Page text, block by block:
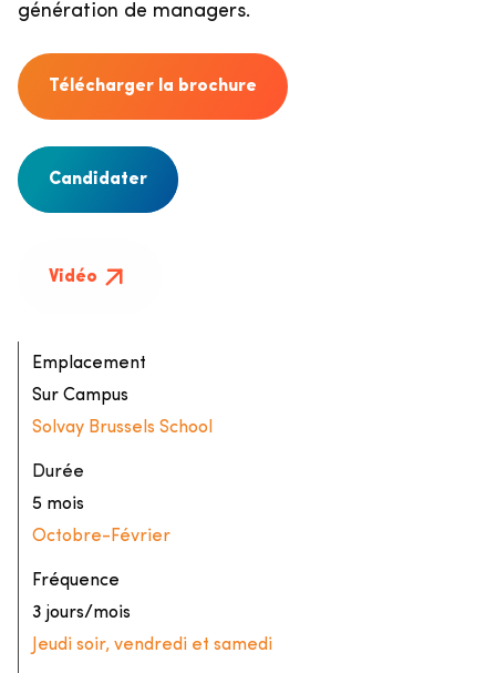
génération de managers.
Télécharger la brochure
Candidater
Vidéo
Emplacement
Sur Campus
Solvay Brussels School
Durée
5 mois
Octobre- Février
Fréquence
3 jours/mois
Jeudi soir, vendredi et samedi